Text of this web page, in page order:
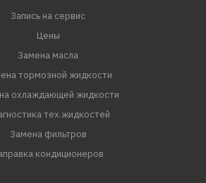
Запись на сервис
Цены
Замена масла
тормозной жидкости
охлаждающей жидкости
тех.жидкостей
Замена фильтров
кондиционеров